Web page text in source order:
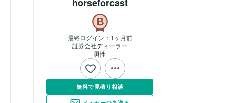
最終ログイン： 1ヶ月前
証券会社ディーラー
男性
無料で見積り相談